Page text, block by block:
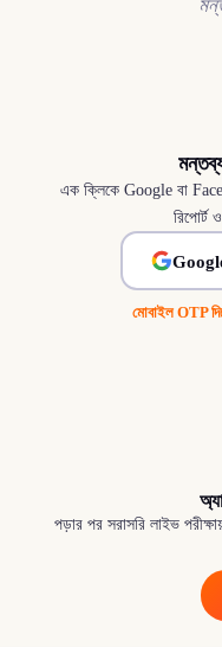
এক ক্লিকে Google বা
রিপোর্ট
মোবাইল OTP
পড়ার পর সরাসরি লাইভ